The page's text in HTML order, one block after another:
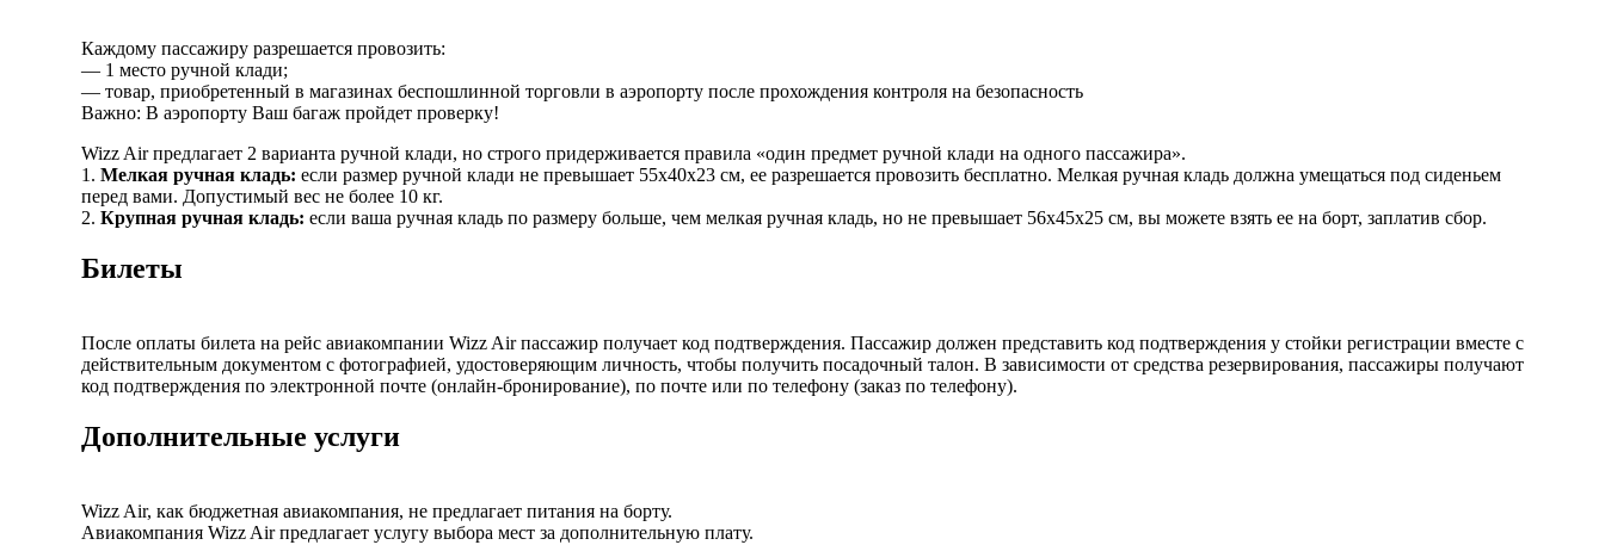
Каждому пассажиру разрешается провозить:
— 1 место ручной клади;
— товар, приобретенный в магазинах беспошлинной торговли в аэропорту после прохождения контроля на безопасность
Важно: В аэропорту Ваш багаж пройдет проверку!
Wizz Air предлагает 2 варианта ручной клади, но строго придерживается правила «один предмет ручной клади на одного пассажира».
1. Мелкая ручная кладь: если размер ручной клади не превышает 55x40x23 см, ее разрешается провозить бесплатно. Мелкая ручная кладь должна умещаться под сиденьем
перед вами. Допустимый вес не более 10 кг.
2. Крупная ручная кладь: если ваша ручная кладь по размеру больше, чем мелкая ручная кладь, но не превышает 56x45x25 см, вы можете взять ее на борт, заплатив сбор.
Билеты
После оплаты билета на рейс авиакомпании Wizz Air пассажир получает код подтверждения. Пассажир должен представить код подтверждения у стойки регистрации вместе с
действительным документом с фотографией, удостоверяющим личность, чтобы получить посадочный талон. В зависимости от средства резервирования, пассажиры получают
код подтверждения по электронной почте (онлайн-бронирование), по почте или по телефону (заказ по телефону).
Дополнительные услуги
Wizz Air, как бюджетная авиакомпания, не предлагает питания на борту.
Авиакомпания Wizz Air предлагает услугу выбора мест за дополнительную плату.